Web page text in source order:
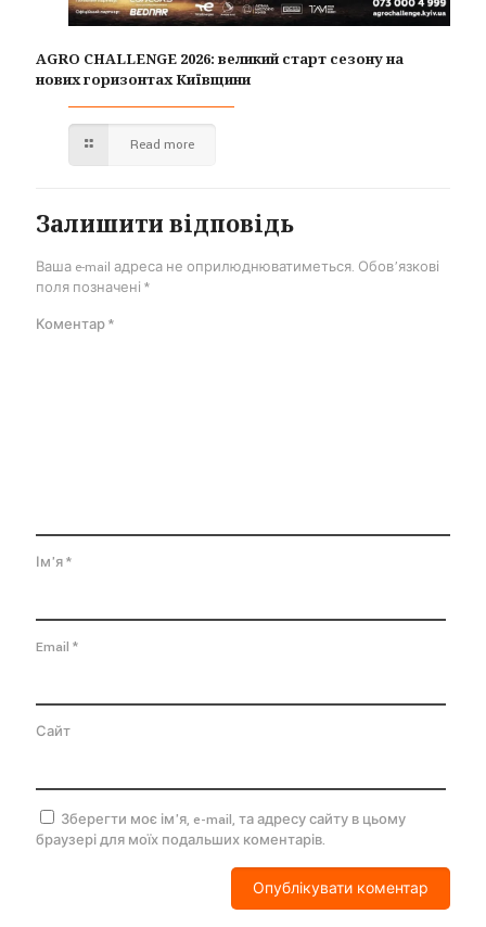
AGRO CHALLENGE 2026: великий старт сезону на
нових горизонтах Київщини
Read more
Залишити відповідь
Ваша e-mail адреса не оприлюднюватиметься. Обов’язкові
поля позначені *
Коментар*
Ім'я*
Email *
Сайт
Зберегти моє ім'я, e-mail, та адресу сайту в цьому
браузері для моїх подальших коментарів.